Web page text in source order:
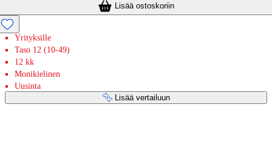
Lisää ostoskoriin
Yrityksille
Taso 12 (10-49)
12 kk
Monikielinen
Uusinta
Lisää vertailuun